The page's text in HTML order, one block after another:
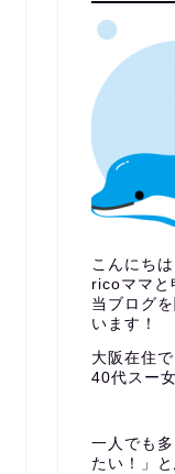
こんにちは
ricoママと
当ブログ
います！
大阪在住
40代スー
一人でも
たい！」